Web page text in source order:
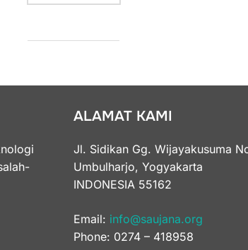
ALAMAT KAMI
Jl. Sidikan Gg. Wijayakusuma
Umbulharjo, Yogyakarta
INDONESIA 55162
Email: info@saujana.org
Phone: 0274 – 418958